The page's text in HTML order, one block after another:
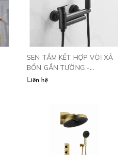
SEN TẮM KẾT HỢP VÒI XẢ
BỒN GẮN TƯỜNG -
SB2664.GHI CLEANMAX
Liên hệ